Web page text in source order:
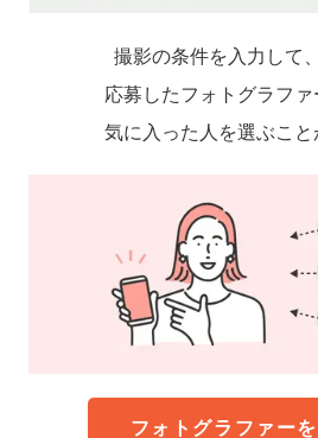
撮影の条件を入力して
応募したフォトグラファ
気に入った人を選ぶこと
フォトグラファー